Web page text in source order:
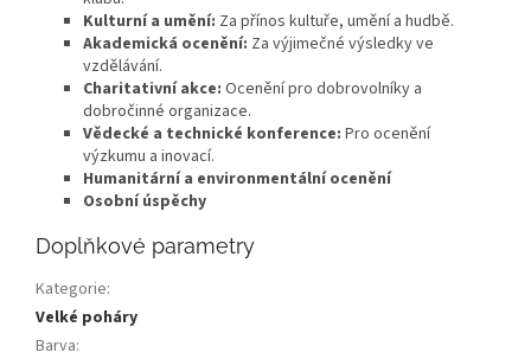
Kulturní a umění: Za přínos kultuře, umění a hudbě.
Akademická ocenění: Za výjimečné výsledky ve
vzdělávání.
Charitativní akce: Ocenění pro dobrovolníky a
dobročinné organizace.
Vědecké a technické konference: Pro ocenění
výzkumu a inovací.
Humanitární a environmentální ocenění
Osobní úspěchy
Doplňkové parametry
Kategorie:
Velké poháry
Barva: